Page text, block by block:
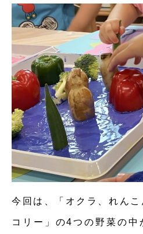
今回は、「オクラ、れん
コリー」の4つの野菜の中